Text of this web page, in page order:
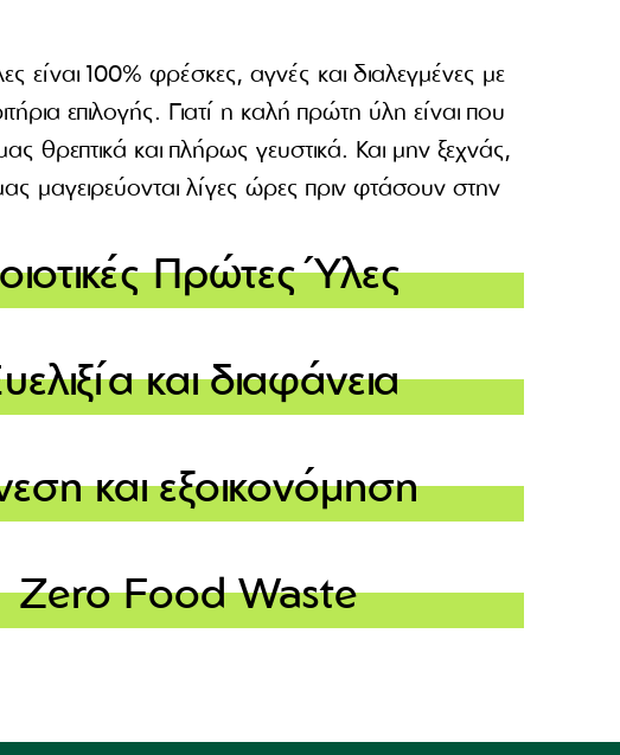
είναι 100% φρέσκες, αγνές και διαλεγμένες με
επιλογής. Γιατί η καλή πρώτη ύλη είναι που
θρεπτικά και πλήρως γευστικά. Και μην ξεχνάς,
μαγειρεύονται λίγες ώρες πριν φτάσουν στην
Πρώτες Ύλες
και διαφάνεια
και εξοικονόμηση
Zero Food Waste